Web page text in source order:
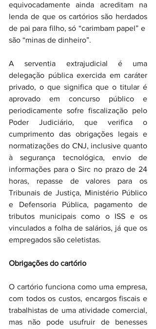
equivocadamente ainda acreditam na
lenda de que os cartórios são herdados
de pai para filho, só “carimbam papel” e
são “minas de dinheiro”.
A serventia extrajudicial é uma
delegação pública exercida em caráter
privado, o que significa que o titular é
aprovado em concurso público e
periodicamente sofre fiscalização pelo
Poder Judiciário, que verifica o
cumprimento das obrigações legais e
normatizações do CNJ, inclusive quanto
à segurança tecnológica, envio de
informações para o Sirc no prazo de 24
horas, repasse de valores para os
Tribunais de Justiça, Ministério Público
e Defensoria Pública, pagamento de
tributos municipais como o ISS e os
vinculados a folha de salários, já que os
empregados são celetistas.
Obrigações do cartório
O cartório funciona como uma empresa,
com todos os custos, encargos fiscais e
trabalhistas de uma atividade comercial,
mas não pode usufruir de benesses